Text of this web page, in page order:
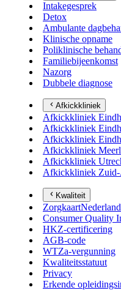
Intakegesprek
Detox
Ambulante
Klinische opname
Poliklinische
Familiebijeenkomst
Nazorg
Dubbele diagnose
Afkickkliniek
Afkickkliniek
Afkickkliniek
Afkickkliniek
Afkickkliniek
Afkickkliniek
Afkickkliniek
Kwaliteit
ZorgkaartNederland
Consumer Quality
HKZ-certificering
AGB-code
WTZa-vergunning
Kwaliteitsstatuut
Privacy
Erkende